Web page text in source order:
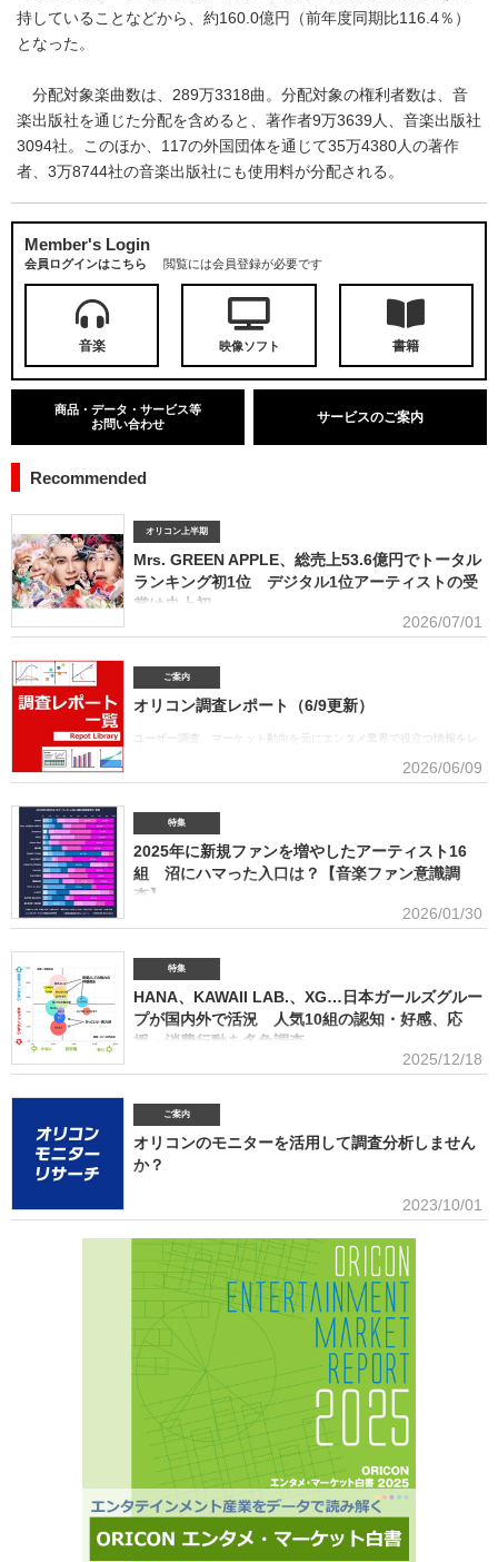
持していることなどから、約160.0億円（前年度同期比116.4％）
となった。
分配対象楽曲数は、289万3318曲。分配対象の権利者数は、音
楽出版社を通じた分配を含めると、著作者9万3639人、音楽出版社
3094社。このほか、117の外国団体を通じて35万4380人の著作
者、3万8744社の音楽出版社にも使用料が分配される。
Member's Login
会員ログインはこちら 閲覧には会員登録が必要です
音楽 映像ソフト 書籍
商品・データ・サービス等
お問い合わせ
サービスのご案内
Recommended
オリコン上半期
Mrs. GREEN APPLE、総売上53.6億円でトータル
ランキング初1位 デジタル1位アーティストの受
賞は史上初
■アーティスト別セールス部門トータルランキング オリコンは7月1
ーティスト別セールス部門「トータルランキング」を発表。Mrs. GREEN APPLEが期間内総売
上53.6億円で、自身初の1位に輝いた。Mrs. GREEN APPLEはアーティスト別セールス部門
「デジタルランキング」では3年連続で上半期1位を獲得。安価なデジタルで1位を獲得したアー
ティストがトータルセールス1位を受賞するのは、オリコン史上初となった。GREEN
APPLE（左から）藤澤涼架（Key）、大森元貴（Vo／Gt）、若井滉斗（Gt） アーティスト別
セールス部門「トータルランキング」は、音楽ソフト【シングル、アルバム、ミュージック
2026/07/01
ご案内
オリコン調査レポート（6/9更新）
ユーザー調査、マーケット動向を元にエンタメ業界で役立つ情報をレ
調査 2026 価格戦略の策定、商品企画、値上げ検討時の判断材料とし
SNS・動画配信を横断したファン行動を分析。今後のマーケティング戦略に活用できる内容を
提供(2026年5月)アーティストグッズに関する調査2026「なぜ買うのか」「何が売れるのか」
「いくらまで買うのか」を明確化し、商品企画・価格設計・販売戦略に直結する示唆を提案
(2026年4月)ストリーミング影響分析分析（TikTok＆YouTube）2026TikTokトレンドがどのよ
うにストリーミングに影響を与えたかを、YouTubeの順位推移とともにグラフ化(2026年2月)音
楽パッケージの購入行動に関する調査
2026/06/09
特集
2025年に新規ファンを増やしたアーティスト16
組 沼にハマった入口は？【音楽ファン意識調
査】
ORICON BiZ onlineでは「2025年に好きになったアーティスト」のア
年、2024年に続いて5回目。直近2年の得票数はMrs. GREEN APPLEがダントツだったが、
2025年の音楽シーンにおいて最も多くの“新規ファン”を獲得したアーティストは誰だったの
か、得票数TOP15（13位が同率4組だったため計16組）を紹介する。 本調査は、2025年12
月12日～18日にインターネットで実施。10～50代男女の回答者全体（4576人）のうち、
「2025年1～12月の期間に初めて好きになった音楽アーティストはいますか（※2024年以前か
らずっと好きというアーティストは対象外）」との問いに「いる」と答えた人（1833人＝全体
2026/01/30
特集
HANA、KAWAII LAB.、XG…日本ガールズグルー
プが国内外で活況 人気10組の認知・好感、応
援・消費行動を多角調査
日本のガールズグループシーンでは近年、BMSG×ちゃんみながタッグ
グで鮮烈な初登場1位デビュー、アソビシステムからFRUITS ZIPPERを筆頭とするKAWAII
LAB.所属のグループがSNSを通じて続々と台頭、メンバー7人全員が日本人ながら海外を主戦
場としているXGの国内外での大旋風など活況をみせている。オリコンリサーチではガールズグ
ループ10組を対象とし、認知経路、イメージ、情報源、推し活・消費行動などを多角的に調査
1月以降の配信開始楽曲でストリーミング累積3000万回超えの作品がある】日本のガールズグ
2025/12/18
ご案内
オリコンのモニターを活用して調査分析しません
か？
■アンケート専用のモニター組織世の中に影響力を持つオリコン・ラン
テーションを基にした調査が可能生活意識や志向性など日本人を価値観という視点から、予め
セグメントしたモニター調査が可能。■オリコングループならではの「エンタメ」に特化音楽ア
ーティスト・アイドル・俳優・女優・アナウンサー・ドラマ・ライブ・ゲーム…など、エンタ
メ分野のマーケティングリサーチの実績多数。■“オリコンランキング”のブランドをコンシュー
マ分野においても活用・アンケートモニターの意見をランキング化し、メディア展開・ビジネ
ス記事のエビデンスデータとして・定性データをoricon BiZ onlineに蓄積■様々なクライアント
様にご利用いただいております■活用事例 ●アーティストの現
2023/10/01